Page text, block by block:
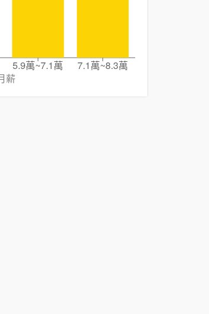
5.9萬~7.1萬
7.1萬~8.3萬
薪